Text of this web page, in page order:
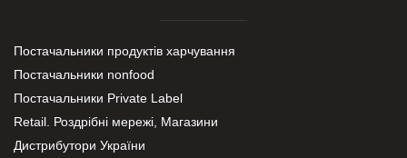
Постачальники продуктів харчування
Постачальники nonfood
Постачальники Private Label
Retail. Роздрібні мережі, Магазини
Дистрибутори України